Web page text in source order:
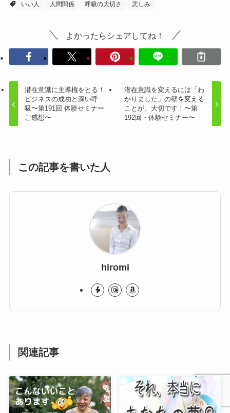
いい人
人間関係 呼吸の大切さ 悲しみ
よかったらシェアしてね！
潜在意識に主導権をとる！
ビジネスの成功と深い呼
吸〜第191回 体験セミナー
ご感想〜
潜在意識を変えるには「わ
かりました」の壁を変える
ことが、大切です！〜第
192回・体験セミナー〜
この記事を書いた人
hiromi
関連記事